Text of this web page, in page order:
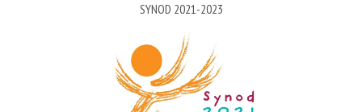
SYNOD 2021-2023